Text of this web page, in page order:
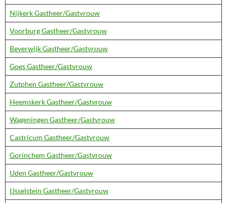
Nijkerk Gastheer/Gastvrouw
Voorburg Gastheer/Gastvrouw
Beverwijk Gastheer/Gastvrouw
Goes Gastheer/Gastvrouw
Zutphen Gastheer/Gastvrouw
Heemskerk Gastheer/Gastvrouw
Wageningen Gastheer/Gastvrouw
Castricum Gastheer/Gastvrouw
Gorinchem Gastheer/Gastvrouw
Uden Gastheer/Gastvrouw
IJsselstein Gastheer/Gastvrouw